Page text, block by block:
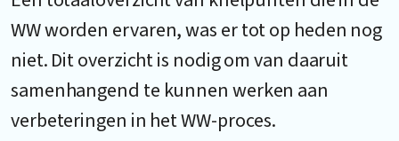
WW worden ervaren, was er tot op heden nog
niet. Dit overzicht is nodig om van daaruit
samenhangend te kunnen werken aan
verbeteringen in het WW-proces.